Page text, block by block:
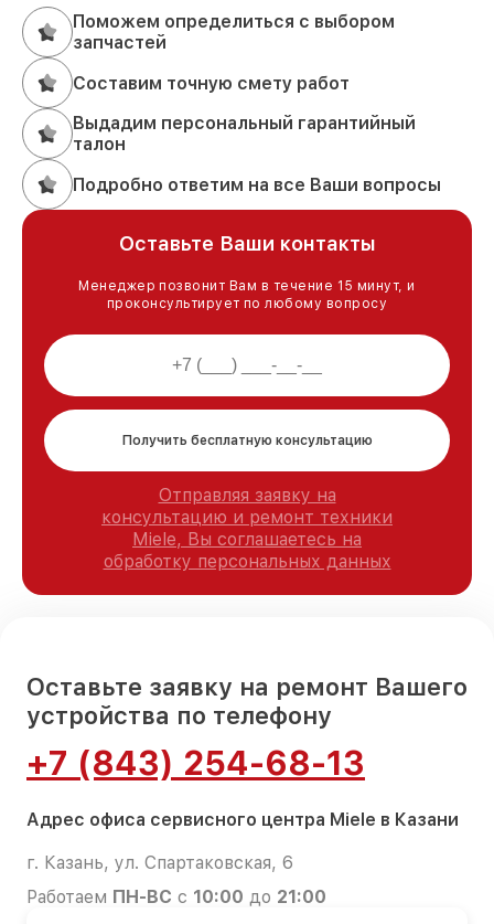
Поможем определиться с выбором
запчастей
Составим точную смету работ
Выдадим персональный гарантийный
талон
Подробно ответим на все Ваши вопросы
Оставьте Ваши контакты
Менеджер позвонит Вам в течение 15 минут, и
проконсультирует по любому вопросу
Получить бесплатную консультацию
Отправляя заявку на
консультацию и ремонт техники
Miele, Вы соглашаетесь на
обработку персональных данных
Оставьте заявку на ремонт Вашего
устройства по телефону
+7 (843) 254-68-13
Адрес офиса сервисного центра Miele в Казани
г. Казань, ул. Спартаковская, 6
Работаем ПН-ВС с 10:00 до 21:00